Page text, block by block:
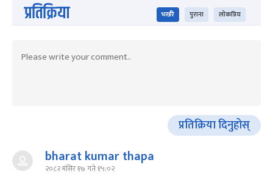
प्रतिक्रिया भर्खरै पुराना लोकप्रिय
प्रतिक्रिया दिनुहोस्
bharat kumar thapa
२०८२ मंसिर १७ गते १५:०२